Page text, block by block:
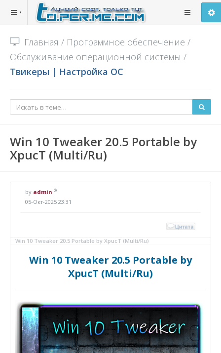
Главная / Программное обеспечение /
Обслуживание операционной системы /
Твикеры | Настройка ОС
Win 10 Tweaker 20.5 Portable by
XpucT (Multi/Ru)
by admin ®
05-Окт-2025 23:31
Win 10 Tweaker 20.5 Portable by XpucT (Multi/Ru)
Win 10 Tweaker 20.5 Portable by
XpucT (Multi/Ru)